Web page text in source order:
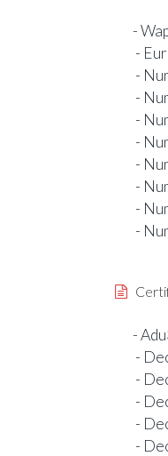
-
-
-
-
-
-
-
-
-
-
-
-
-
-
-
-